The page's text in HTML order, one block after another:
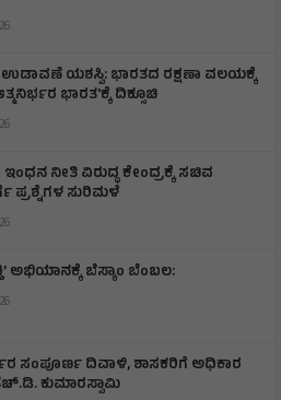
ಉಡಾವಣೆ ಯಶಸ್ವಿ: ಭಾರತದ ರಕ್ಷಣಾ ವಲಯಕ್ಕೆ
ಭಾರತ'ಕ್ಕೆ ದಿಕ್ಸೂಚಿ
ನೀತಿ ವಿರುದ್ಧ ಕೇಂದ್ರಕ್ಕೆ ಸಚಿವ
ಪ್ರಶ್ನೆಗಳ ಸುರಿಮಳೆ
ಅಭಿಯಾನಕ್ಕೆ ಬೆಸ್ಕಾಂ ಬೆಂಬಲ:
ಸಂಪೂರ್ಣ ದಿವಾಳಿ, ಶಾಸಕರಿಗೆ ಅಧಿಕಾರ
ಕುಮಾರಸ್ವಾಮಿ